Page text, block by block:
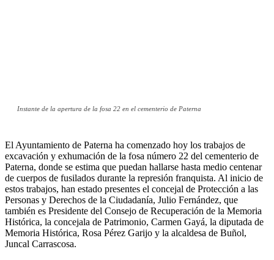
Instante de la apertura de la fosa 22 en el cementerio de Paterna
El Ayuntamiento de Paterna ha comenzado hoy los trabajos de
excavación y exhumación de la fosa número 22 del cementerio de
Paterna, donde se estima que puedan hallarse hasta medio centenar
de cuerpos de fusilados durante la represión franquista. Al inicio de
estos trabajos, han estado presentes el concejal de Protección a las
Personas y Derechos de la Ciudadanía, Julio Fernández, que
también es Presidente del Consejo de Recuperación de la Memoria
Histórica, la concejala de Patrimonio, Carmen Gayá, la diputada de
Memoria Histórica, Rosa Pérez Garijo y la alcaldesa de Buñol,
Juncal Carrascosa.